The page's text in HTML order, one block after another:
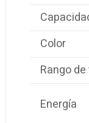
Color
Rango
Energía